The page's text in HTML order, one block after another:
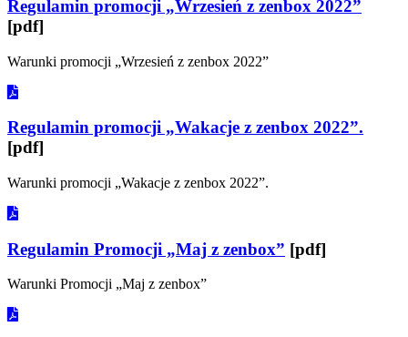
Regulamin promocji „Wrzesień z zenbox 2022”
[pdf]
Warunki promocji „Wrzesień z zenbox 2022”
Regulamin promocji „Wakacje z zenbox 2022”.
[pdf]
Warunki promocji „Wakacje z zenbox 2022”.
Regulamin Promocji „Maj z zenbox” [pdf]
Warunki Promocji „Maj z zenbox”